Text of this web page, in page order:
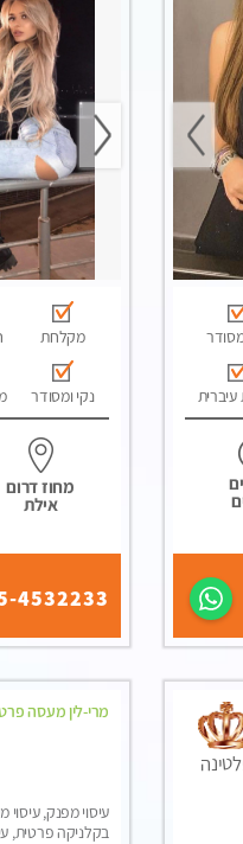
מקלחת
נקי ומסודר
מחוז דרום
אילת
4532233
מרי-לין מעסה
עיסוי מפנק, עיסוי
בקלניקה פרטית,